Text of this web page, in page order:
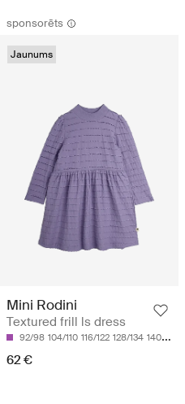
sponsorēts
Jaunums
Mini Rodini
Textured frill ls dress
92/98 104/110 116/122 128/134 140/146
62 €